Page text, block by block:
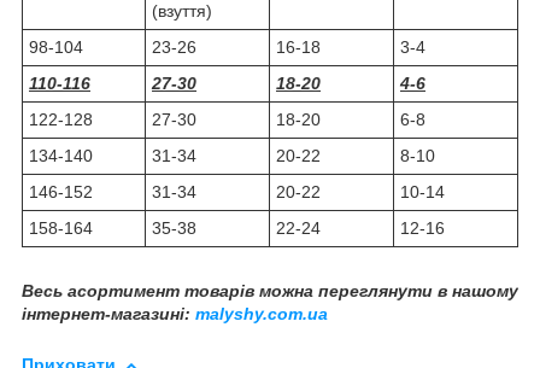
(взуття)
98-104 23-26 16-18
3-4
110-116
27-30 18-20
4-6
122-128
27-30 18-20
6-8
134-140
31-34 20-22
8-10
146-152
31-34 20-22
10-14
158-164
35-38 22-24 12-16
Весь асортимент товарів можна переглянути в нашому
інтернет-магазині: malyshy.com.ua